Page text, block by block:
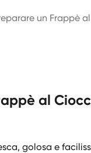
un Frappè
al
golosa e